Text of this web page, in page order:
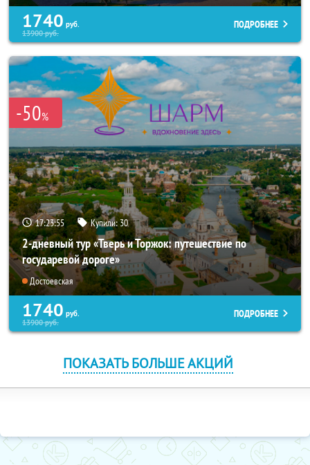
1740 руб.
13900руб.
ПОДРОБНЕЕ
-50%
17:23:54 Купили:30
2-дневный тур «Тверь и Торжок: путешествие по
государевой дороге»
Достоевская
1740 руб.
13900руб.
ПОДРОБНЕЕ
ПОКАЗАТЬ БОЛЬШЕ АКЦИЙ